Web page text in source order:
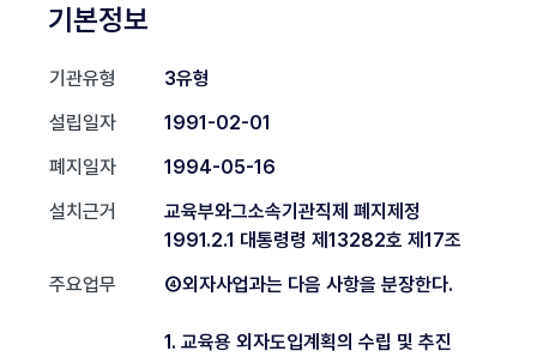
기본정보
기관유형
3유형
설립일자
1991-02-01
폐지일자
1994-05-16
설치근거
교육부와그소속기관직제 폐지제정
1991.2.1 대통령령 제13282호 제17조
주요업무
④외자사업과는 다음 사항을 분장한다.
1. 교육용 외자도입계획의 수립 및 추진